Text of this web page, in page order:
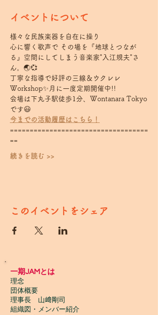
イベントについて
様々な民族楽器を自在に操り
心に響く歌声で その場を『地球とつなが
る』空間にしてしまう音楽家"入江規夫"さ
ん。🌏💞
丁寧な指導で好評の三線＆ウクレレ
Workshop✨月に一度定期開催中!!
会場は下丸子駅徒歩1分、Wontanara Tokyo
です😃
今までの活動履歴はこちら！
===================================
==
続きを読む >>
このイベントをシェア
一期JAMとは
理念
団体概要
理事長 山﨑剛司
組織図・メンバー紹介